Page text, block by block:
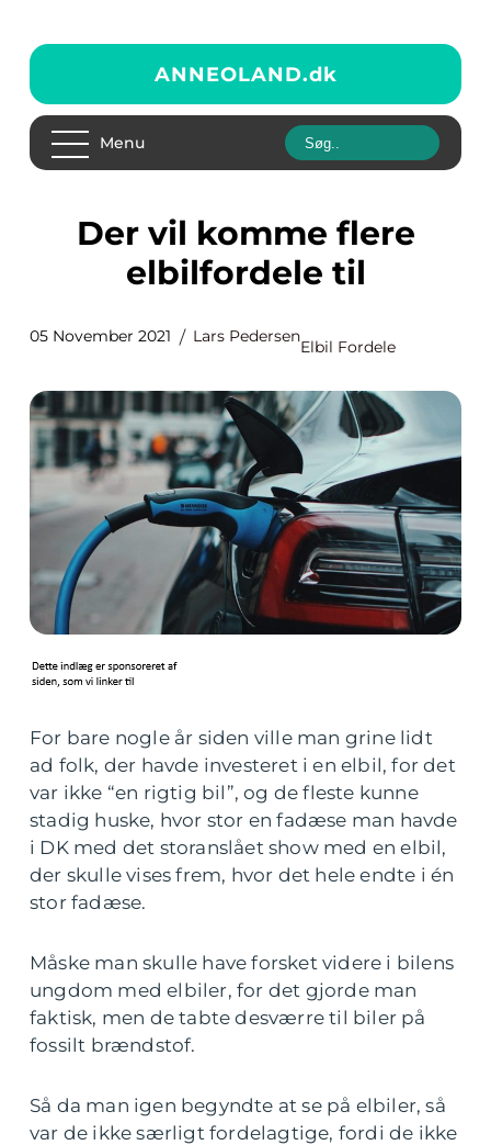
ANNEOLAND.dk
Menu
Der vil komme flere
elbilfordele til
05 November 2021 Lars Pedersen
Elbil Fordele
For bare nogle år siden ville man grine lidt
ad folk, der havde investeret i en elbil, for det
var ikke “en rigtig bil”, og de fleste kunne
stadig huske, hvor stor en fadæse man havde
i DK med det storanslået show med en elbil,
der skulle vises frem, hvor det hele endte i én
stor fadæse.
Måske man skulle have forsket videre i bilens
ungdom med elbiler, for det gjorde man
faktisk, men de tabte desværre til biler på
fossilt brændstof.
Så da man igen begyndte at se på elbiler, så
var de ikke særligt fordelagtige, fordi de ikke